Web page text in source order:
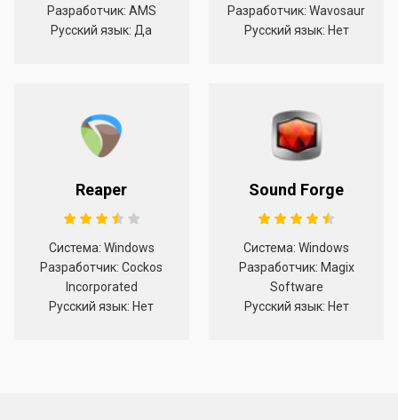
Разработчик: AMS
Русский язык: Да
Разработчик: Wavosaur
Русский язык: Нет
Reaper
Система: Windows
Разработчик: Cockos
Incorporated
Русский язык: Нет
Sound Forge
Система: Windows
Разработчик: Magix
Software
Русский язык: Нет